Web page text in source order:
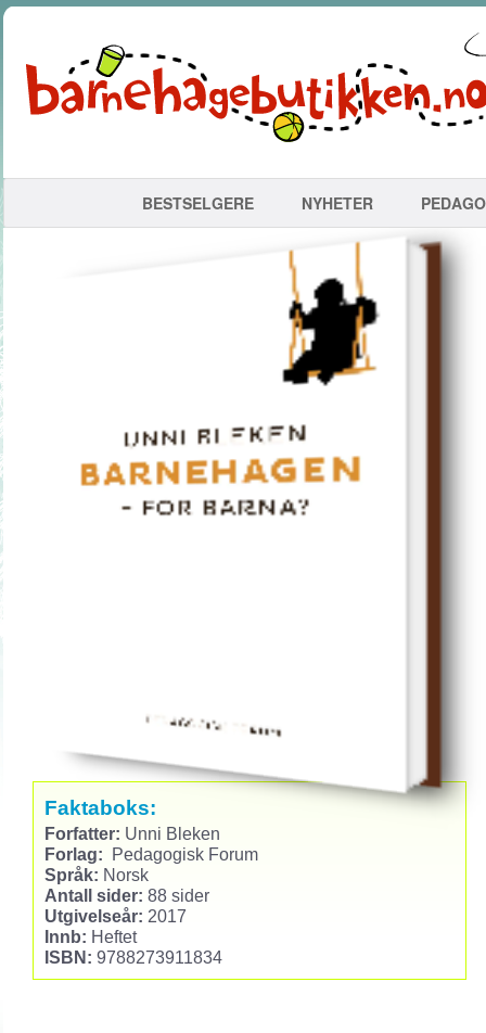
BESTSELGERE NYHETER
Faktaboks:
Forfatter: Unni Bleken
Forlag: Pedagogisk Forum
Språk: Norsk
Antall sider: 88 sider
Utgivelseår: 2017
Innb: Heftet
ISBN: 9788273911834